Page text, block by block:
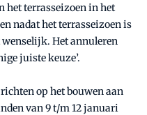
het terrasseizoen in het
nadat het terrasseizoen is
wenselijk. Het annuleren
juiste keuze’.
op het bouwen aan
van 9 t/m 12 januari